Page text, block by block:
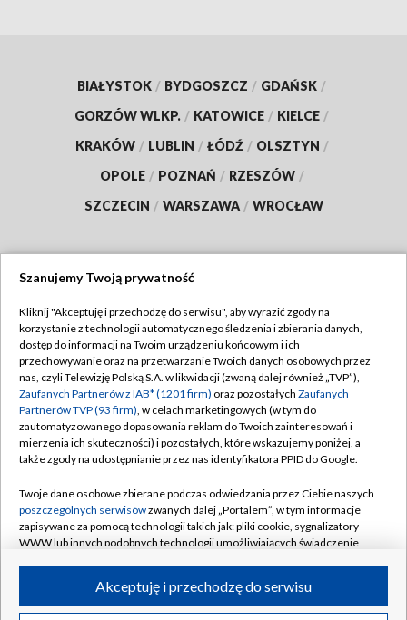
BIAŁYSTOK / BYDGOSZCZ / GDAŃSK /
GORZÓW WLKP. / KATOWICE / KIELCE /
KRAKÓW / LUBLIN / ŁÓDŹ / OLSZTYN /
OPOLE / POZNAŃ / RZESZÓW /
SZCZECIN / WARSZAWA / WROCŁAW
TVP
Abonament TVP
Emisja w TVP
Centrum informacji TVP
Naziemna Telewizja Cyfrowa
Rada Programowa
System NOS
Informacje o nadawcy
Program dla prasy
Regulamin TVP
Polityka prywatności
Moje zgody
Pomoc
Kontakt
Kanały
©2026 Telewizja Polska S.A. w likwidacji
Szanujemy Twoją prywatność
Kliknij "Akceptuję i przechodzę do serwisu", aby wyrazić zgody na
korzystanie z technologii automatycznego śledzenia i zbierania danych,
dostęp do informacji na Twoim urządzeniu końcowym i ich
przechowywanie oraz na przetwarzanie Twoich danych osobowych przez
nas, czyli Telewizję Polską S.A. w likwidacji (zwaną dalej również „TVP”),
Zaufanych Partnerów z IAB* (1201 firm) oraz pozostałych Zaufanych
Partnerów TVP (93 firm), w celach marketingowych (w tym do
zautomatyzowanego dopasowania reklam do Twoich zainteresowań i
mierzenia ich skuteczności) i pozostałych, które wskazujemy poniżej, a
także zgody na udostępnianie przez nas identyfikatora PPID do Google.
Twoje dane osobowe zbierane podczas odwiedzania przez Ciebie naszych
poszczególnych serwisówzwanych dalej „Portalem”, w tym informacje
zapisywane za pomocą technologii takich jak: pliki cookie, sygnalizatory
WWW lub innych podobnych technologii umożliwiających świadczenie
ruchu w Internecie.Akceptuję i przechodzę do serwisu